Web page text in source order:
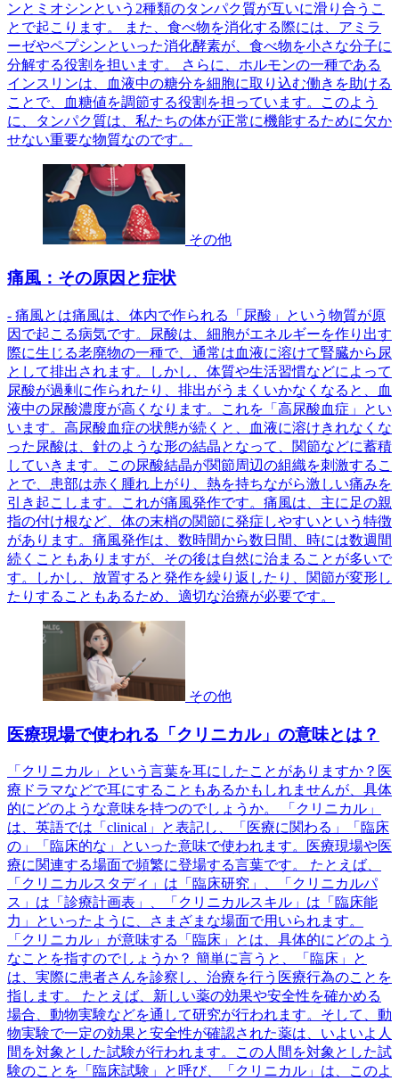
ンとミオシンという2種類のタンパク質が互いに滑り合うこ
とで起こります。 また、食べ物を消化する際には、アミラ
ーゼやペプシンといった消化酵素が、食べ物を小さな分子に
分解する役割を担います。 さらに、ホルモンの一種である
インスリンは、血液中の糖分を細胞に取り込む働きを助ける
ことで、血糖値を調節する役割を担っています。このよう
に、タンパク質は、私たちの体が正常に機能するために欠か
せない重要な物質なのです。
その他
痛風：その原因と症状
- 痛風とは痛風は、体内で作られる「尿酸」という物質が原
因で起こる病気です。尿酸は、細胞がエネルギーを作り出す
際に生じる老廃物の一種で、通常は血液に溶けて腎臓から尿
として排出されます。しかし、体質や生活習慣などによって
尿酸が過剰に作られたり、排出がうまくいかなくなると、血
液中の尿酸濃度が高くなります。これを「高尿酸血症」とい
います。高尿酸血症の状態が続くと、血液に溶けきれなくな
った尿酸は、針のような形の結晶となって、関節などに蓄積
していきます。この尿酸結晶が関節周辺の組織を刺激するこ
とで、患部は赤く腫れ上がり、熱を持ちながら激しい痛みを
引き起こします。これが痛風発作です。痛風は、主に足の親
指の付け根など、体の末梢の関節に発症しやすいという特徴
があります。痛風発作は、数時間から数日間、時には数週間
続くこともありますが、その後は自然に治まることが多いで
す。しかし、放置すると発作を繰り返したり、関節が変形し
たりすることもあるため、適切な治療が必要です。
その他
医療現場で使われる「クリニカル」の意味とは？
「クリニカル」という言葉を耳にしたことがありますか？医
療ドラマなどで耳にすることもあるかもしれませんが、具体
的にどのような意味を持つのでしょうか。 「クリニカル」
は、英語では「clinical」と表記し、「医療に関わる」「臨床
の」「臨床的な」といった意味で使われます。医療現場や医
療に関連する場面で頻繁に登場する言葉です。 たとえば、
「クリニカルスタディ」は「臨床研究」、「クリニカルパ
ス」は「診療計画表」、「クリニカルスキル」は「臨床能
力」といったように、さまざまな場面で用いられます。
「クリニカル」が意味する「臨床」とは、具体的にどのよう
なことを指すのでしょうか？ 簡単に言うと、「臨床」と
は、実際に患者さんを診察し、治療を行う医療行為のことを
指します。 たとえば、新しい薬の効果や安全性を確かめる
場合、動物実験などを通して研究が行われます。そして、動
物実験で一定の効果と安全性が確認された薬は、いよいよ人
間を対象とした試験が行われます。この人間を対象とした試
験のことを「臨床試験」と呼び、「クリニカル」は、このよ